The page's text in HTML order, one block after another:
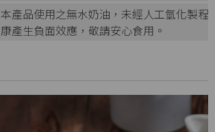
本產品使用之無水奶油，未經人工氫化製
康產生負面效應，敬請安心食用。